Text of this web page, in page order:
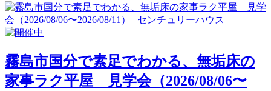
霧島市国分で素足でわかる、無垢床の
家事ラク平屋 見学会（2026/08/06〜